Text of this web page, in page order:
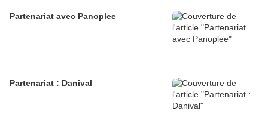
Partenariat avec Panoplee
Partenariat : Danival